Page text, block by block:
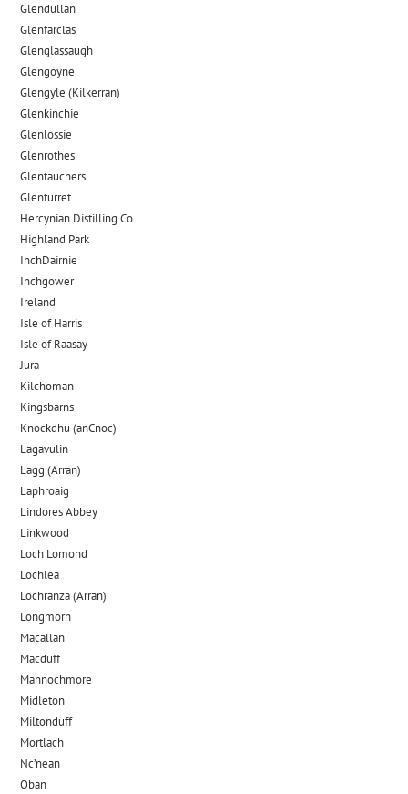
Glendullan
Glenfarclas
Glenglassaugh
Glengoyne
Glengyle (Kilkerran)
Glenkinchie
Glenlossie
Glenrothes
Glentauchers
Glenturret
Hercynian Distilling Co.
Highland Park
InchDairnie
Inchgower
Ireland
Isle of Harris
Isle of Raasay
Jura
Kilchoman
Kingsbarns
Knockdhu (anCnoc)
Lagavulin
Lagg (Arran)
Laphroaig
Lindores Abbey
Linkwood
Loch Lomond
Lochlea
Lochranza (Arran)
Longmorn
Macallan
Macduff
Mannochmore
Midleton
Miltonduff
Mortlach
Nc’nean
Oban